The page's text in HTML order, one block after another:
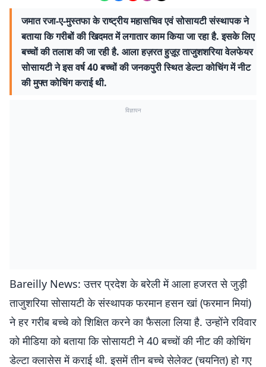
जमात रजा-ए-मुस्तफा के राष्ट्रीय महासचिव एवं सोसायटी संस्थापक ने
बताया कि गरीबों की खिदमत में लगातार काम किया जा रहा है. इसके लिए
बच्चों की तलाश की जा रही है. आला हज़रत हुज़ूर ताजुशशरिया वेलफेयर
सोसायटी ने इस वर्ष 40 बच्चों की जनकपुरी स्थित डेल्टा कोचिंग में नीट
की मुफ्त कोचिंग कराई थी.
विज्ञापन
Bareilly News: उत्तर प्रदेश के बरेली में आला हजरत से जुड़ी
ताजुशरिया सोसायटी के संस्थापक फरमान हसन खां (फरमान मियां)
ने हर गरीब बच्चे को शिक्षित करने का फैसला लिया है. उन्होंने रविवार
को मीडिया को बताया कि सोसायटी ने 40 बच्चों की नीट की कोचिंग
डेल्टा क्लासेस में कराई थी. इसमें तीन बच्चे सेलेक्ट (चयनित) हो गए